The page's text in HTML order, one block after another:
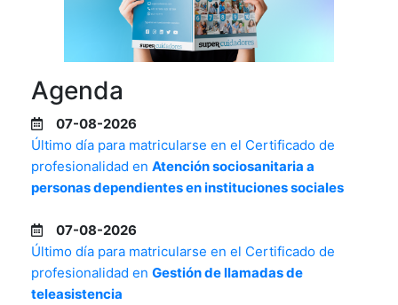
Agenda
07-08-2026
Último día para matricularse en el Certificado de
profesionalidad en Atención sociosanitaria a
personas dependientes en instituciones sociales
07-08-2026
Último día para matricularse en el Certificado de
profesionalidad en Gestión de llamadas de
teleasistencia